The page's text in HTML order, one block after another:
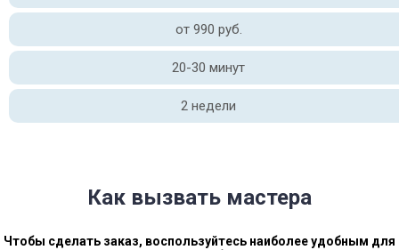
от 990 руб.
20-30 минут
2 недели
Как вызвать мастера
Чтобы сделать заказ, воспользуйтесь наиболее удобным для